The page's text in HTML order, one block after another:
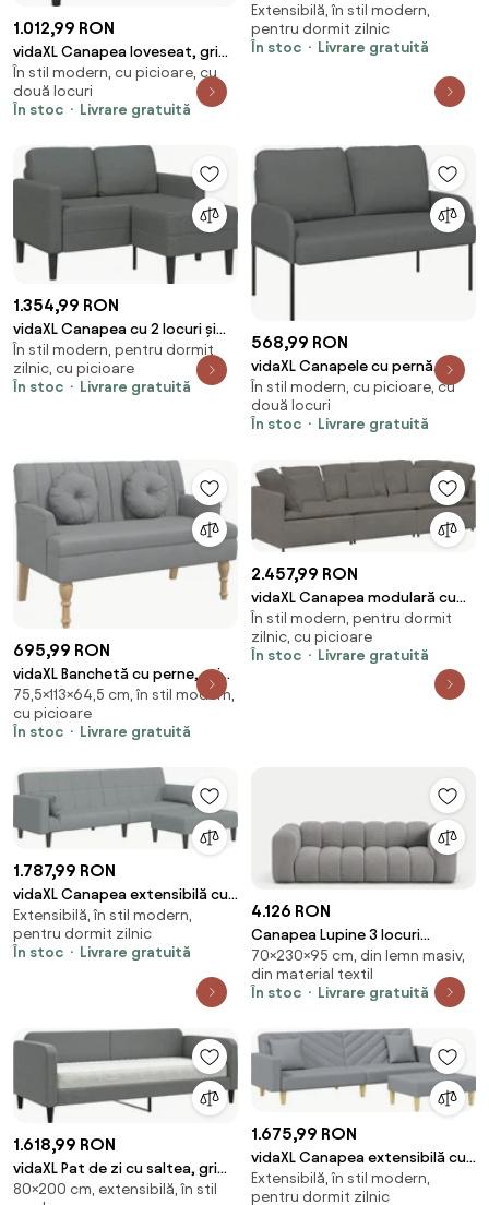
1.012,99 RON
vidaXL Canapea loveseat, gri
închis, 111 cm, textil
În stil modern, cu picioare, cu
două locuri
În stoc
Livrare gratuită
taburet, 2 locuri, gri deschis,
textil
Extensibilă, în stil modern,
pentru dormit zilnic
În stoc
Livrare gratuită
1.354,99 RON
vidaXL Canapea cu 2 locuri și
șezlong în formă de L, gri închis,
125 cm, material textil
În stil modern, pentru dormit
zilnic, cu picioare
În stoc
Livrare gratuită
568,99 RON
vidaXL Canapele cu pernă
110cm Gri închis placaj
În stil modern, cu picioare, cu
două locuri
În stoc
Livrare gratuită
695,99 RON
vidaXL Banchetă cu perne, gri
deschis, 113x64,5x75,5 cm,
textil
75,5×113×64,5 cm, în stil modern,
cu picioare
În stoc
Livrare gratuită
2.457,99 RON
vidaXL Canapea modulară cu
perne, gri deschis, țesătură
velur
În stil modern, pentru dormit
zilnic, cu picioare
În stoc
Livrare gratuită
1.787,99 RON
vidaXL Canapea extensibilă cu
taburet, 2 locuri, gri deschis,
textil
Extensibilă, în stil modern,
pentru dormit zilnic
În stoc
Livrare gratuită
4.126 RON
Canapea Lupine 3 locuri
chenille Eden L230 cm
70×230×95 cm, din lemn masiv,
din material textil
În stoc
Livrare gratuită
1.618,99 RON
vidaXL Pat de zi cu saltea, gri
închis, 80x200 cm, textil
80×200 cm, extensibilă, în stil
1.675,99 RON
vidaXL Canapea extensibilă cu
pernuță și taburet 2 locuri gri
textil
Extensibilă, în stil modern,
pentru dormit zilnic